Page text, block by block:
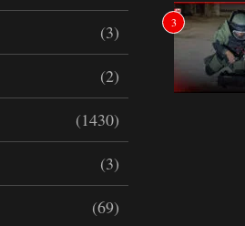
(3)
(2)
(1430)
(3)
(69)
3